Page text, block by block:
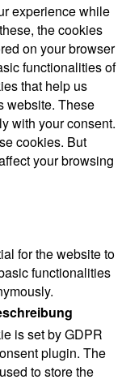
experience while
the cookies
on your browser
functionalities of
that help us
website. These
with your consent.
cookies. But
your browsing
for the website to
functionalities
is set by GDPR
plugin. The
to store the